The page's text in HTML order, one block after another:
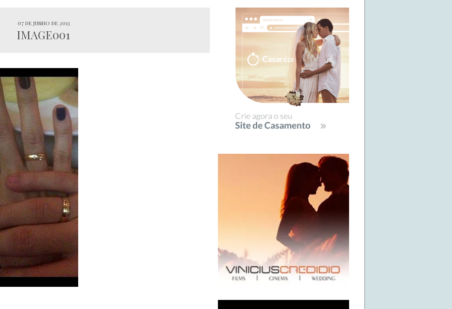
07 de junho de 2013
IMAGE001
SIDEBAR